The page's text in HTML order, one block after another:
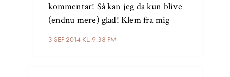
3 SEP 2014 KL. 9:38 PM
kommentar! Så kan jeg da kun blive
(endnu mere) glad! Klem fra mig